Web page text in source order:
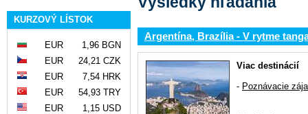
KURZOVÝ LÍSTOK
EUR
1,96 BGN
EUR
24,21 CZK
EUR
7,54 HRK
EUR
54,93 TRY
EUR
1,15 USD
Argentína, Brazília - V rytme
Viac destinácií
- Poznávacie